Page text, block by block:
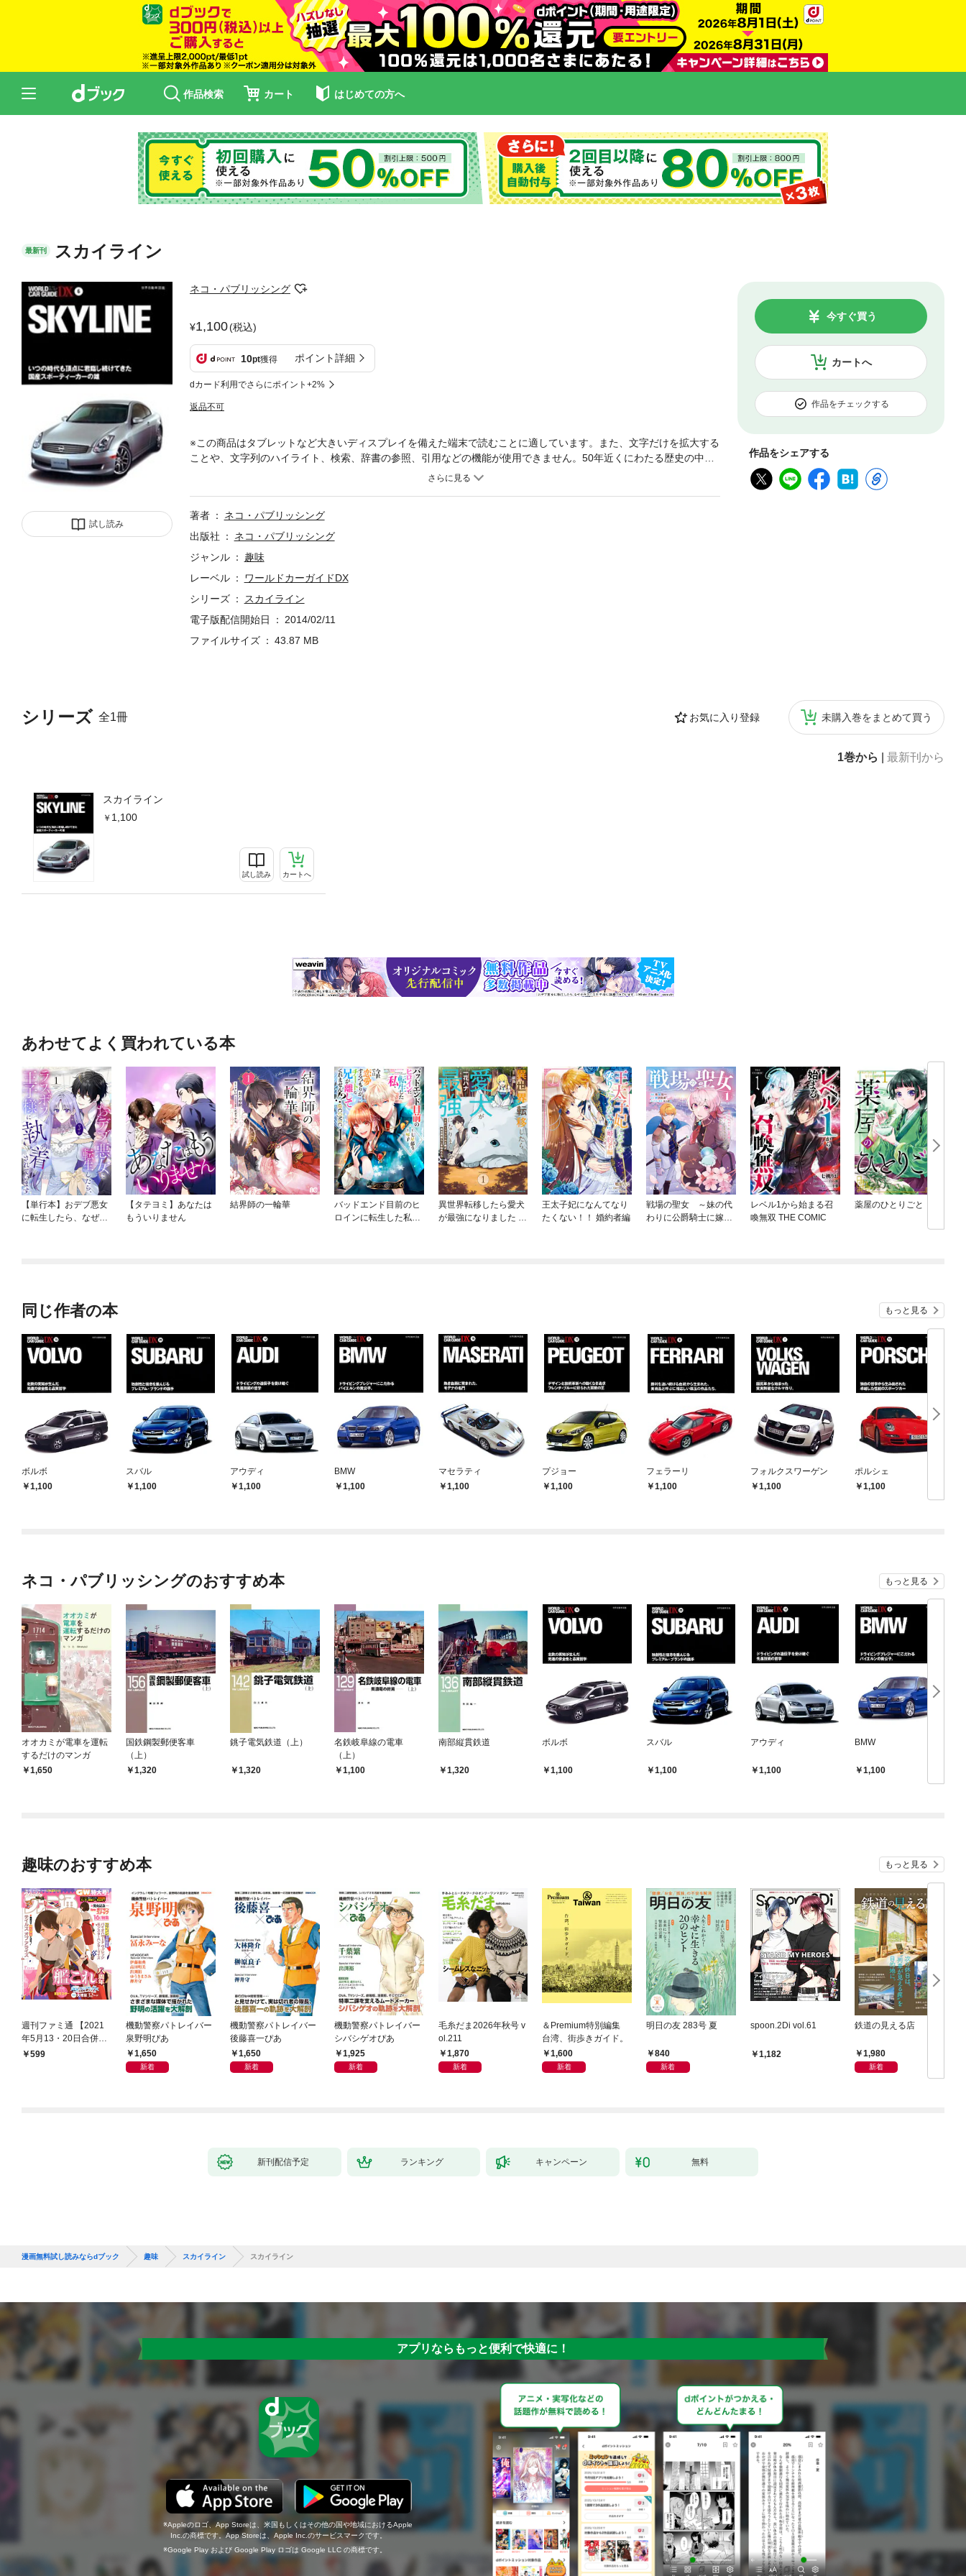
作品検索 カート はじめての方へ
最新刊 スカイライン
試し読み
ネコ・パブリッシング
1,100(税込)
10pt獲得 ポイント詳細
dカード利用でさらにポイント+2%
返品不可
カートへ
今すぐ買う
作品をチェックする
作品をシェアする
シリーズ 全1冊 お気に入り登録 未購入巻をまとめて買う
1巻から 最新刊から
スカイライン
1,100
試し読み カートへ
※この商品はタブレットなど大きいディスプレイを備えた端末で読むことに適しています。また、文字だけを拡大する
ことや、文字列のハイライト、検索、辞書の参照、引用などの機能が使用できません。50年近くにわたる歴史の中で
常に最善を尽くし、輝きを保ち続けてきたスカイライン。その歴史やGT‐Rの系譜などを写真とともにたどり、「国産
著者
ネコ・パブリッシング
出版社
ネコ・パブリッシング
ジャンル
趣味
レーベル
ワールドカーガイドDX
シリーズ
スカイライン
電子版配信開始日
2014/02/11
ファイルサイズ
43.87 MB
あわせてよく買われている本
【単行本】おデブ悪女
に転生したら、なぜか
【タテヨミ】あなたは
もういりません
結界師の一輪華
バッドエンド目前のヒ
ロインに転生した私、
異世界転移したら愛犬
が最強になりました ～
王太子妃になんてなり
たくない！！ 婚約者編
戦場の聖女 ～妹の代
わりに公爵騎士に嫁ぐ
レベル1から始まる召
喚無双 THE COMIC
薬屋のひとりごと
同じ作者の本 もっと見る
ボルボ
1,100
スバル
1,100
アウディ
1,100
BMW
1,100
マセラティ
1,100
プジョー
1,100
フェラーリ
1,100
フォルクスワーゲン
1,100
ポルシェ
1,100
ネコ・パブリッシングのおすすめ本 もっと見る
オオカミが電車を運転
するだけのマンガ
1,650
国鉄鋼製郵便客車
（上）
1,320
銚子電気鉄道（上）
1,320
名鉄岐阜線の電車
（上）
1,100
南部縦貫鉄道
1,320
ボルボ
1,100
スバル
1,100
アウディ
1,100
BMW
1,100
趣味のおすすめ本 もっと見る
週刊ファミ通 【2021
年5月13・20日合併
号】599
機動警察パトレイバー
泉野明ぴあ
1,650
新着
機動警察パトレイバー
後藤喜一ぴあ
1,650
新着
機動警察パトレイバー
シバシゲオぴあ
1,925
新着
毛糸だま2026年秋号 v
ol.211
1,870
新着
＆Premium特別編集
台湾、街歩きガイド。
1,600
新着
明日の友 283号 夏
840
新着
spoon.2Di vol.61
1,182
鉄道の見える店
1,980
新着
新刊配信予定 ランキング キャンペーン 無料
漫画無料試し読みならdブック 趣味 スカイライン スカイライン
アプリならもっと便利で快適に！
Appleのロゴ、App Storeは、米国もしくはその他の国や地域におけるApple
Inc.の商標です。App Storeは、Apple Inc.のサービスマークです。
Google Play および Google Play ロゴは Google LLC の商標です。